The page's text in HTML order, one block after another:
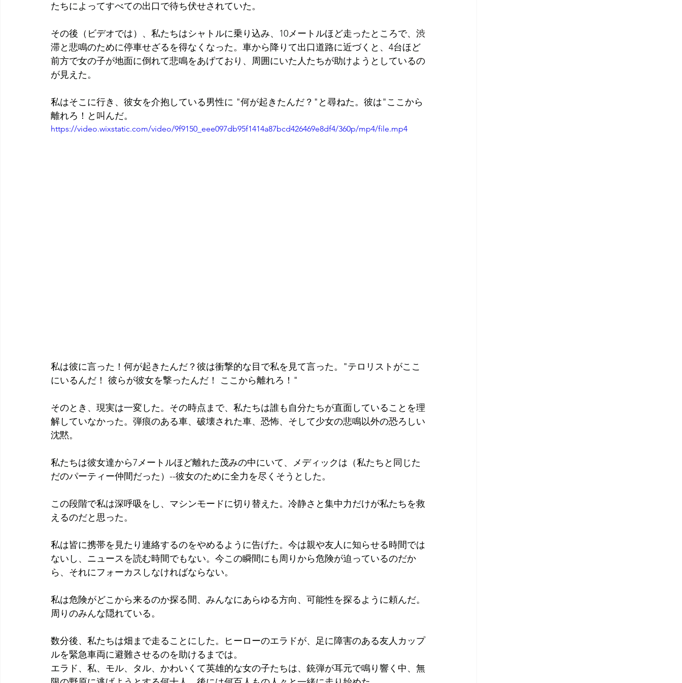
たちによってすべての出口で待ち伏せされていた。
その後（ビデオでは）、私たちはシャトルに乗り込み、10メートルほど走ったところで、渋
滞と悲鳴のために停車せざるを得なくなった。車から降りて出口道路に近づくと、4台ほど
前方で女の子が地面に倒れて悲鳴をあげており、周囲にいた人たちが助けようとしているの
が見えた。
私はそこに行き、彼女を介抱している男性に "何が起きたんだ？"と尋ねた。彼は"ここから
離れろ！と叫んだ。
https://video.wixstatic.com/video/9f9150_eee097db95f1414a87bcd426469e8df4/360p/mp4/file.mp4
私は彼に言った！何が起きたんだ？彼は衝撃的な目で私を見て言った。"テロリストがここ
にいるんだ！ 彼らが彼女を撃ったんだ！ ここから離れろ！"
そのとき、現実は一変した。その時点まで、私たちは誰も自分たちが直面していることを理
解していなかった。弾痕のある車、破壊された車、恐怖、そして少女の悲鳴以外の恐ろしい
沈黙。
私たちは彼女達から7メートルほど離れた茂みの中にいて、メディックは（私たちと同じた
だのパーティー仲間だった）--彼女のために全力を尽くそうとした。
この段階で私は深呼吸をし、マシンモードに切り替えた。冷静さと集中力だけが私たちを救
えるのだと思った。
私は皆に携帯を見たり連絡するのをやめるように告げた。今は親や友人に知らせる時間では
ないし、ニュースを読む時間でもない。今この瞬間にも周りから危険が迫っているのだか
ら、それにフォーカスしなければならない。
私は危険がどこから来るのか探る間、みんなにあらゆる方向、可能性を探るように頼んだ。
周りのみんな隠れている。
数分後、私たちは畑まで走ることにした。ヒーローのエラドが、足に障害のある友人カップ
ルを緊急車両に避難させるのを助けるまでは。
エラド、私、モル、タル、かわいくて英雄的な女の子たちは、銃弾が耳元で鳴り響く中、無